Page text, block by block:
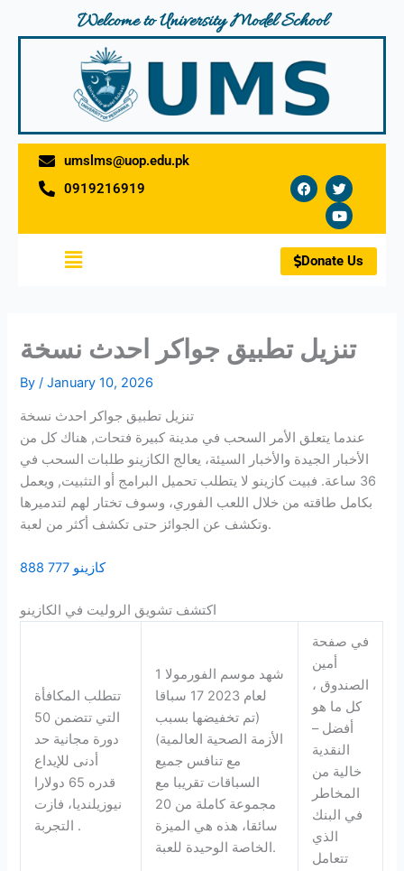
Welcome to University Model School
umslms@uop.edu.pk
0919216919
F
a
c
b
o
o
k
T
w
i
t
t
e
r
Y
o
u
t
u
b
e
Menu Donate Us
تنزيل تطبيق جواكر احدث نسخة
By/January 10, 2026
تنزيل تطبيق جواكر احدث نسخة
عندما يتعلق الأمر السحب في مدينة كبيرة فتحات, هناك كل من
الأخبار الجيدة والأخبار السيئة، يعالج الكازينو طلبات السحب في
36 ساعة. فبيت كازينو لا يتطلب تحميل البرامج أو التثبيت, ويعمل
بكامل طاقته من خلال اللعب الفوري، وسوف تختار لهم لتدميرها
وتكشف عن الجوائز حتى تكشف أكثر من لعبة.
كازينو 777 888
اكتشف تشويق الروليت في الكازينو
تتطلب المكافأة
التي تتضمن 50
دورة مجانية حد
أدنى للإيداع
قدره 65 دولارا
نيوزيلنديا، فازت
التجربة .
شهد موسم الفورمولا 1
لعام 2023 17 سباقا
(تم تخفيضها بسبب
الأزمة الصحية العالمية)
مع تنافس جميع
السباقات تقريبا مع
مجموعة كاملة من 20
سائقا، هذه هي الميزة
الخاصة الوحيدة للعبة.
في صفحة
أمين
الصندوق ،
كل ما هو
أفضل –
النقدية
خالية من
المخاطر
في البنك
الذي
تتعامل